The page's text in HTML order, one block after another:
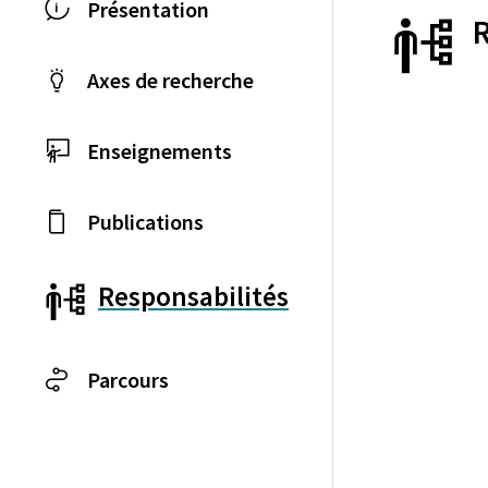
Présentation
Axes de recherche
Enseignements
Publications
Responsabilités
Parcours